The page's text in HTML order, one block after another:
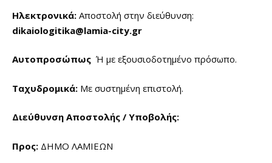
Ηλεκτρονικά: Αποστολή στην διεύθυνση:
dikaiologitika@lamia-city.gr
Αυτοπροσώπως Ή με εξουσιοδοτημένο πρόσωπο.
Ταχυδρομικά: Με συστημένη επιστολή.
Διεύθυνση Αποστολής / Υποβολής:
Προς: ΔΗΜΟ ΛΑΜΙΕΩΝ